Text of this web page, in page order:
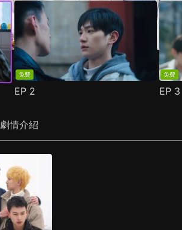
免費
EP 2
免費
EP 3
劇情介紹